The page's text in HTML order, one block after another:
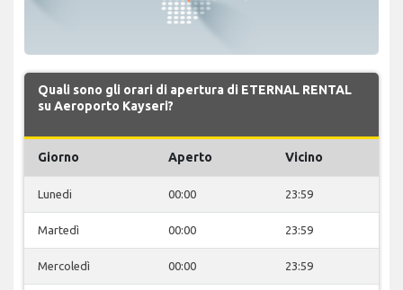
Quali sono gli orari di apertura di ETERNAL RENTAL
su Aeroporto Kayseri?
Giorno Aperto Vicino
Lunedi 00:00 23:59
Martedì 00:00 23:59
Mercoledì 00:00 23:59